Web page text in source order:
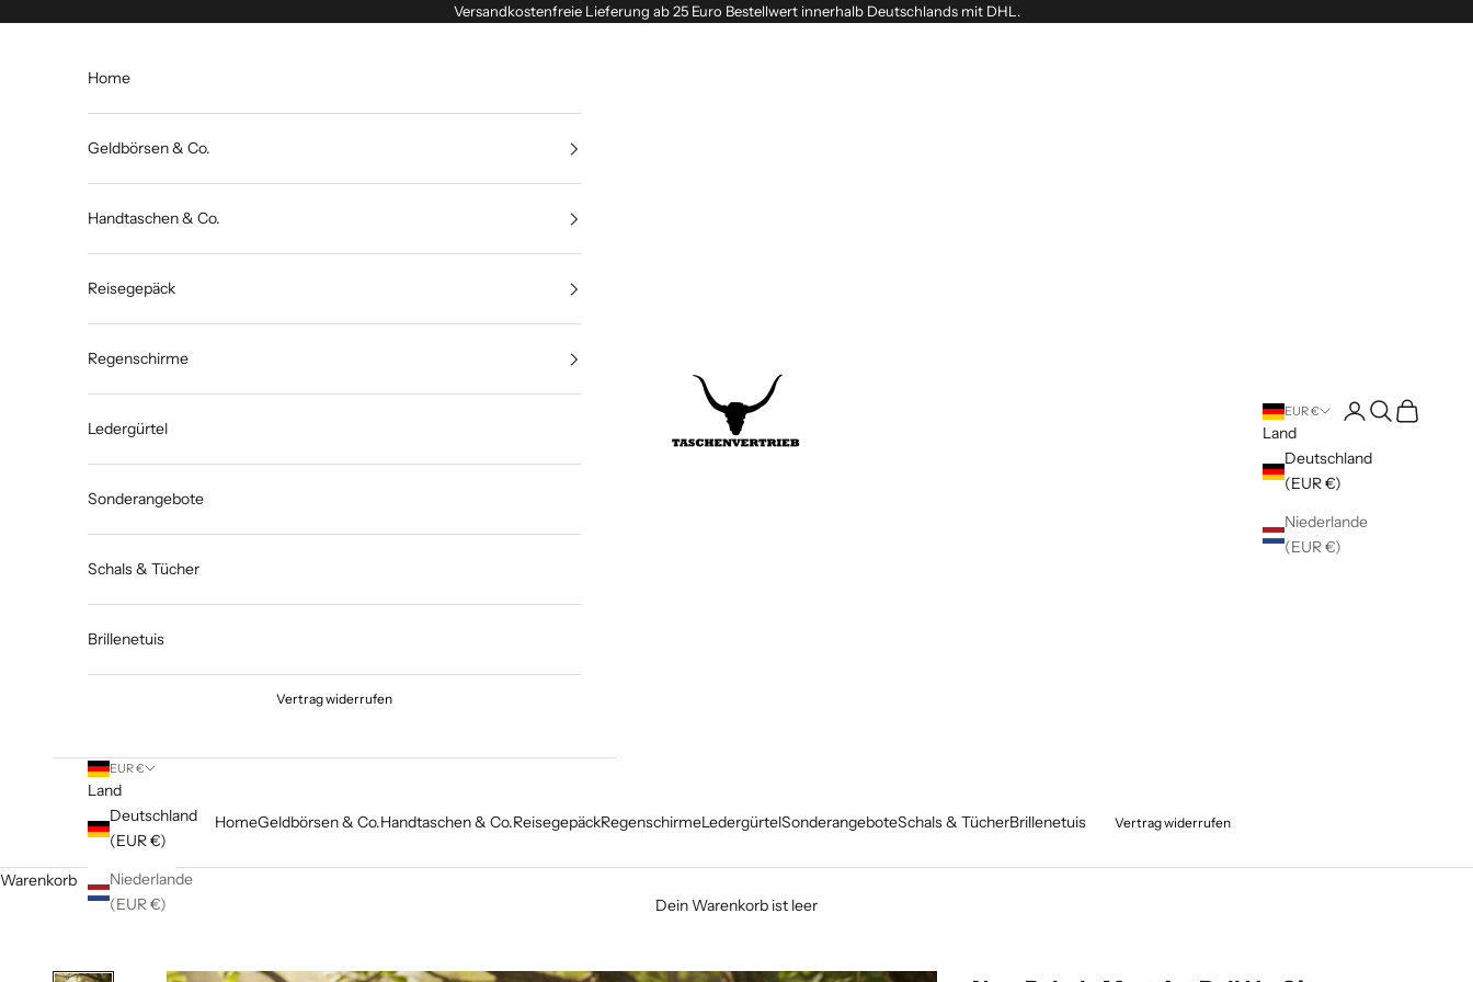
Versandkostenfreie Lieferung ab 25 Euro Bestellwert innerhalb Deutschlands mit DHL.
Taschenvertrieb
HomeGeldbörsen & Co.Handtaschen & Co.ReisegepäckRegenschirmeLedergürtelSonderangeboteSchals & TücherBrillenetuis Vertrag widerrufen
EUR €
Land
Deutschland
(EUR €)
Niederlande
(EUR €)
Anmelden
SuchenWarenkorb
Home
Geldbörsen & Co.
Handtaschen & Co.
Reisegepäck
Regenschirme
Ledergürtel
Sonderangebote
Schals & Tücher
Brillenetuis
Vertrag widerrufen
EUR €
Land
Deutschland
(EUR €)
Niederlande
(EUR €)
Warenkorb
Dein Warenkorb ist leer